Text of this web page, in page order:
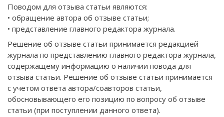
Поводом для отзыва статьи являются:
• обращение автора об отзыве статьи;
• представление главного редактора журнала.
Решение об отзыве статьи принимается редакцией
журнала по представлению главного редактора журнала,
содержащему информацию о наличии повода для
отзыва статьи. Решение об отзыве статьи принимается
с учетом ответа автора/соавторов статьи,
обосновывающего его позицию по вопросу об отзыве
статьи (при поступлении данного ответа).